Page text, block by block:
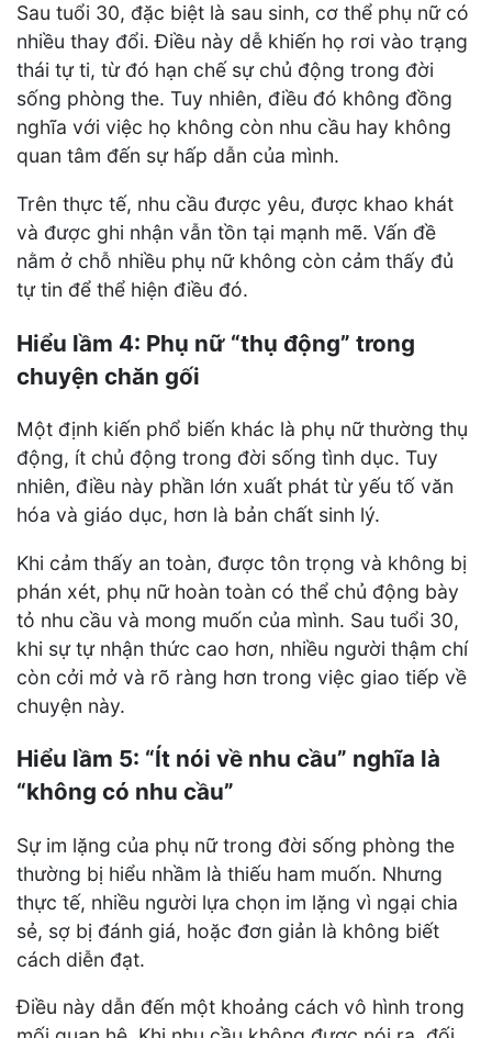
Sau tuổi 30, đặc biệt là sau sinh, cơ thể phụ nữ có
nhiều thay đổi. Điều này dễ khiến họ rơi vào trạng
thái tự ti, từ đó hạn chế sự chủ động trong đời
sống phòng the. Tuy nhiên, điều đó không đồng
nghĩa với việc họ không còn nhu cầu hay không
quan tâm đến sự hấp dẫn của mình.
Trên thực tế, nhu cầu được yêu, được khao khát
và được ghi nhận vẫn tồn tại mạnh mẽ. Vấn đề
nằm ở chỗ nhiều phụ nữ không còn cảm thấy đủ
tự tin để thể hiện điều đó.
Hiểu lầm 4: Phụ nữ “thụ động” trong
chuyện chăn gối
Một định kiến phổ biến khác là phụ nữ thường thụ
động, ít chủ động trong đời sống tình dục. Tuy
nhiên, điều này phần lớn xuất phát từ yếu tố văn
hóa và giáo dục, hơn là bản chất sinh lý.
Khi cảm thấy an toàn, được tôn trọng và không bị
phán xét, phụ nữ hoàn toàn có thể chủ động bày
tỏ nhu cầu và mong muốn của mình. Sau tuổi 30,
khi sự tự nhận thức cao hơn, nhiều người thậm chí
còn cởi mở và rõ ràng hơn trong việc giao tiếp về
chuyện này.
Hiểu lầm 5: “Ít nói về nhu cầu” nghĩa là
“không có nhu cầu”
Sự im lặng của phụ nữ trong đời sống phòng the
thường bị hiểu nhầm là thiếu ham muốn. Nhưng
thực tế, nhiều người lựa chọn im lặng vì ngại chia
sẻ, sợ bị đánh giá, hoặc đơn giản là không biết
cách diễn đạt.
Điều này dẫn đến một khoảng cách vô hình trong